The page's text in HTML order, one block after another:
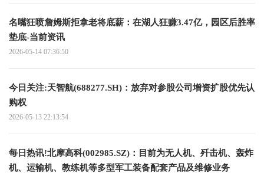
名嘴狂喷詹姆斯拒拿老将底薪：在湖人狂赚3.47亿，园区后胜率
垫底-当前资讯
2026-05-14 07:36:50
今日关注:天智航(688277.SH)：放弃对参股公司增资扩股优先认
购权
2026-05-13 22:13:54
每日热讯!北摩高科(002985.SZ)：目前为无人机、歼击机、轰炸
机、运输机、教练机等多型军工装备配套产品及维修业务